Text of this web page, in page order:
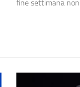
fine settimana non...